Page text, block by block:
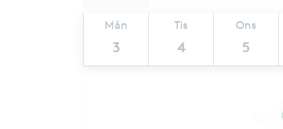
Mån
3
Tis
4
Ons
5